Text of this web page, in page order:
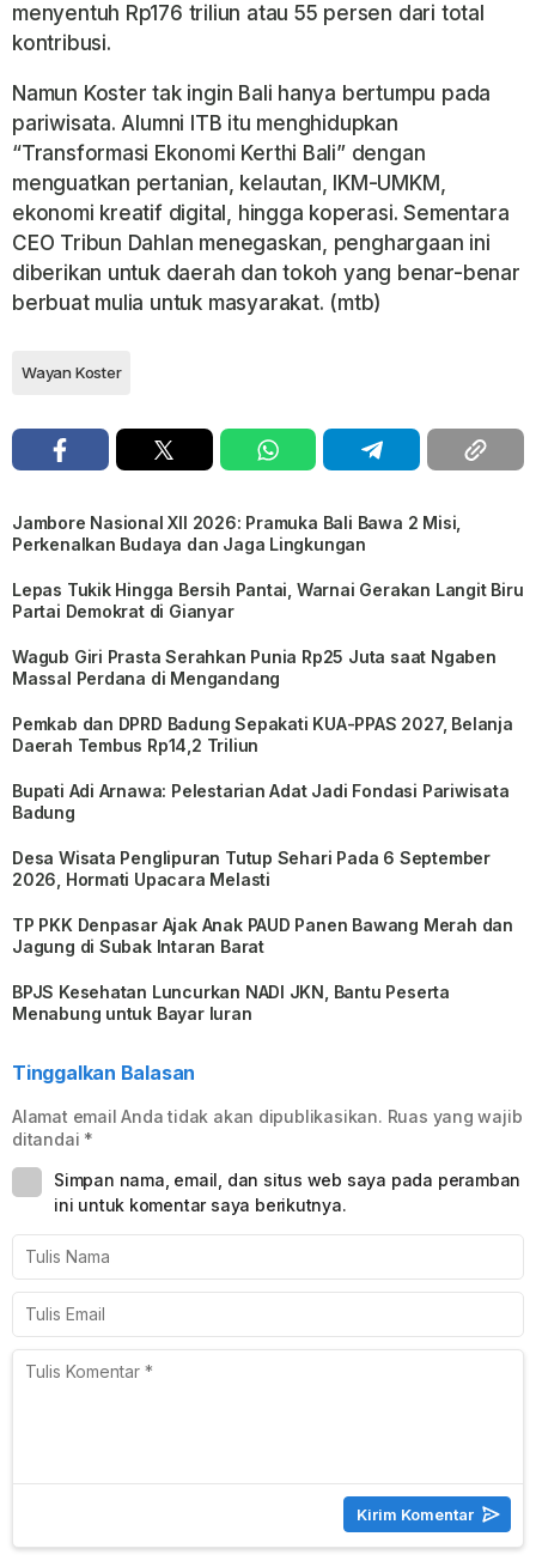
menyentuh Rp176 triliun atau 55 persen dari total
kontribusi.
Namun Koster tak ingin Bali hanya bertumpu pada
pariwisata. Alumni ITB itu menghidupkan
“Transformasi Ekonomi Kerthi Bali” dengan
menguatkan pertanian, kelautan, IKM-UMKM,
ekonomi kreatif digital, hingga koperasi. Sementara
CEO Tribun Dahlan menegaskan, penghargaan ini
diberikan untuk daerah dan tokoh yang benar-benar
berbuat mulia untuk masyarakat. (mtb)
Wayan Koster
Jambore Nasional XII 2026: Pramuka Bali Bawa 2 Misi,
Perkenalkan Budaya dan Jaga Lingkungan
Lepas Tukik Hingga Bersih Pantai, Warnai Gerakan Langit Biru
Partai Demokrat di Gianyar
Wagub Giri Prasta Serahkan Punia Rp25 Juta saat Ngaben
Massal Perdana di Mengandang
Pemkab dan DPRD Badung Sepakati KUA-PPAS 2027, Belanja
Daerah Tembus Rp14,2 Triliun
Bupati Adi Arnawa: Pelestarian Adat Jadi Fondasi Pariwisata
Badung
Desa Wisata Penglipuran Tutup Sehari Pada 6 September
2026, Hormati Upacara Melasti
TP PKK Denpasar Ajak Anak PAUD Panen Bawang Merah dan
Jagung di Subak Intaran Barat
BPJS Kesehatan Luncurkan NADI JKN, Bantu Peserta
Menabung untuk Bayar Iuran
Tinggalkan Balasan
Alamat email Anda tidak akan dipublikasikan. Ruas yang wajib
ditandai *
Simpan nama, email, dan situs web saya pada peramban
ini untuk komentar saya berikutnya.